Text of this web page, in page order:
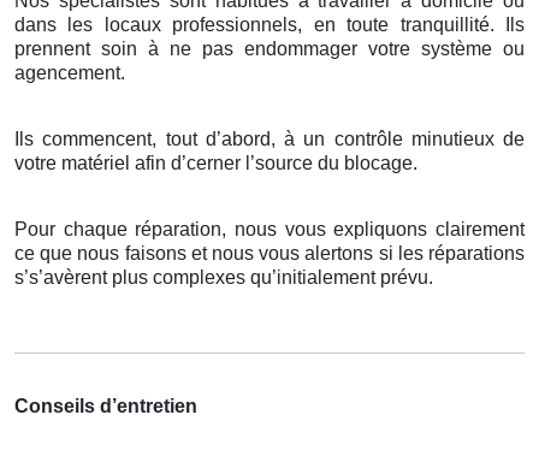
dans les locaux professionnels, en toute tranquillité. Ils
prennent soin à ne pas endommager votre système ou
agencement.
Ils commencent, tout d’abord, à un contrôle minutieux de
votre matériel afin d’cerner l’source du blocage.
Pour chaque réparation, nous vous expliquons clairement
ce que nous faisons et nous vous alertons si les réparations
s’s’avèrent plus complexes qu’initialement prévu.
Conseils d’entretien